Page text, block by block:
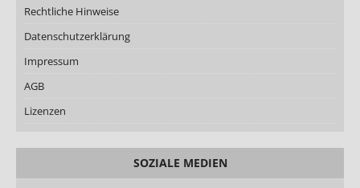
Rechtliche Hinweise
Datenschutzerklärung
Impressum
AGB
Lizenzen
SOZIALE MEDIEN